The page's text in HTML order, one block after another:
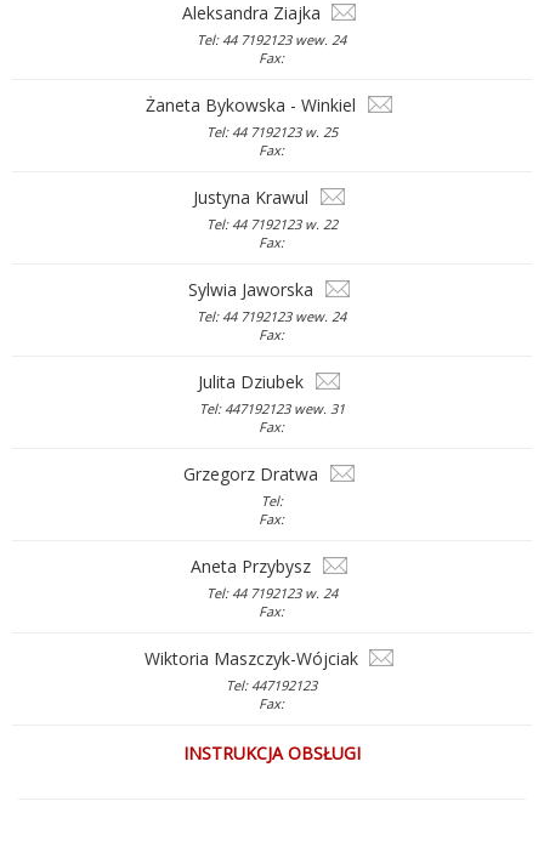
Aleksandra Ziajka
Tel: 44 7192123 wew. 24
Fax:
Żaneta Bykowska - Winkiel
Tel: 44 7192123 w. 25
Fax:
Justyna Krawul
Tel: 44 7192123 w. 22
Fax:
Sylwia Jaworska
Tel: 44 7192123 wew. 24
Fax:
Julita Dziubek
Tel: 447192123 wew. 31
Fax:
Grzegorz Dratwa
Tel:
Fax:
Aneta Przybysz
Tel: 44 7192123 w. 24
Fax:
Wiktoria Maszczyk-Wójciak
Tel: 447192123
Fax:
INSTRUKCJA OBSŁUGI